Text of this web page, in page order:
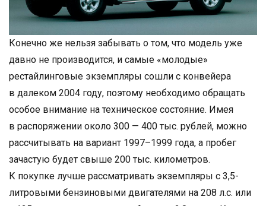
Конечно же нельзя забывать о том, что модель уже
давно не производится, и самые «молодые»
рестайлинговые экземпляры сошли с конвейера
в далеком 2004 году, поэтому необходимо обращать
особое внимание на техническое состояние. Имея
в распоряжении около 300 — 400 тыс. рублей, можно
рассчитывать на вариант 1997–1999 года, а пробег
зачастую будет свыше 200 тыс. километров.
К покупке лучше рассматривать экземпляры с 3,5-
литровыми бензиновыми двигателями на 208 л.с. или